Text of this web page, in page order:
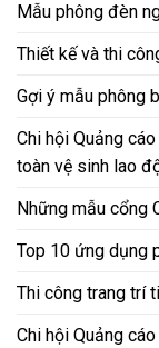
Mẫu phông đèn
Thiết kế và thi
Gợi ý mẫu phông
Chi hội Quảng
toàn vệ sinh lao
Những mẫu cổng
Top 10 ứng dụng
Thi công trang trí
Chi hội Quảng